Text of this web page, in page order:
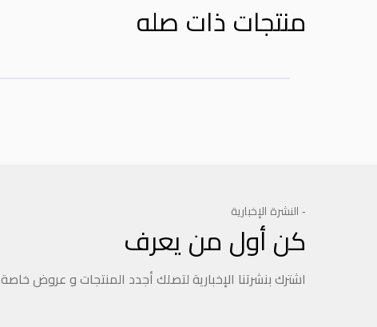
منتجات ذات صله
- النشرة الإخبارية
كن أول من يعرف
اشترك بنشرتنا الإخبارية لتصلك أجدد المنتجات و عروض خاصة